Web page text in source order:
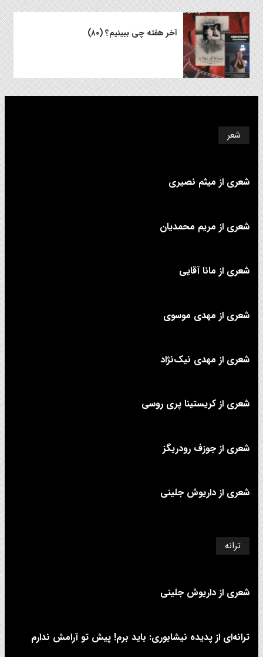
آخر هفته چی ببینیم؟ (۸۰)
شعر
شعری از میثم نصیری
شعری از مریم محمدیان
شعری از مانا آقایی
شعری از مهدی موسوی
شعری از مهدی نیک‌نژاد
شعری از کریستینا پری روسی
شعری از جوزف رودریگز
شعری از داریوش جلینی
ترانه
شعری از داریوش جلینی
ترانه‌ای از پدیده نیشابوری: باید برم! پیش تو آرامش ندارم